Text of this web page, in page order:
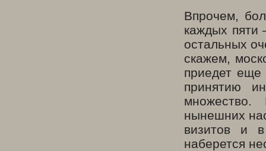
Впрочем,
каждых пяти
остальных
скажем,
приедет еще
принятию
нынешних
визитов и
наберется